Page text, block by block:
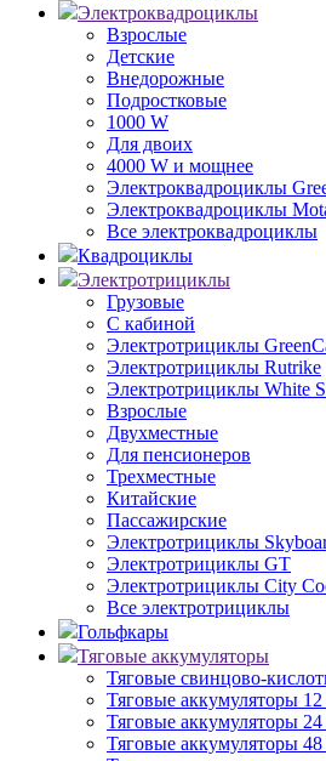
Электроквадроциклы
Взрослые
Детские
Внедорожные
Подростковые
1000 W
Для двоих
4000 W и мощнее
Электроквадроциклы
Электроквадроциклы
Все электроквадроциклы
Квадроциклы
Электротрициклы
Грузовые
С кабиной
Электротрициклы
Электротрициклы Rutrike
Электротрициклы White
Взрослые
Двухместные
Для пенсионеров
Трехместные
Китайские
Пассажирские
Электротрициклы
Электротрициклы GT
Электротрициклы City
Все электротрициклы
Гольфкары
Тяговые аккумуляторы
Тяговые свинцово-
Тяговые аккумуляторы
Тяговые аккумуляторы
Тяговые аккумуляторы